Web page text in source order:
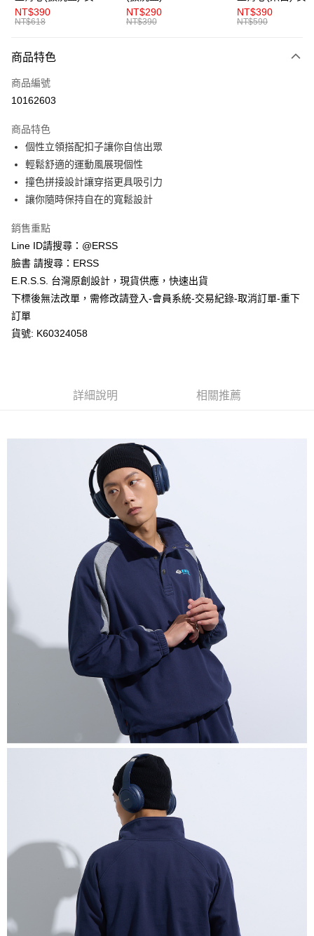
相關說明
便利好安心！
２．便利：只要手機號碼，簡訊認證，即可結帳。
３．安心：先確認商品／服務後，再付款。
【「AFTEE先享後付」結帳流程】
１．於結帳方式選擇「AFTEE先享後付」後，將跳轉至「AFTEE先享後付」
結帳頁面，進行簡訊認證並確認金額後，即可完成結帳。
２．訂單成立數日內，您將收到繳費通知簡訊。
ATM／網路銀行／等多元方式進行付款，方視為交易完成。
※ 請注意：結帳手續完成當下不需立刻繳費，但若您需要取消訂單，請聯絡
後付繳納相關費用。
※ 交易是否成功請以「AFTEE先享後付 」之結帳頁面顯示為準，若有關於
是否繳費成功／繳費後需取消欲退款等相關疑問，請聯繫「AFTEE先享後付
客戶支援中心」https://netprotections.freshdesk.com/support/home
【注意事項】
１．透過由恩沛科技股份有限公司提供之「AFTEE先享後付」服務完成之交
易，需依本服務之必要範圍內提供個人資料，並將交易相關給付款項請求債
２．關於個人資料處理事宜，請瀏覽以下網址：
４．使用「AFTEE先享後付」時，將依據個別帳號之用戶狀況，依本公司即
５．嚴禁一人註冊多個帳號或使用他人資訊註冊。若發現惡意使用之情形，
恩沛科技股份有限公司將有權停止該用戶之使用額度並採取法律行動。
運送方式
全家取貨付款
付款後全家取貨
每筆NT$80，滿NT$1,200(含以上)免運費
付款後萊爾富取貨
7-11取貨付款
每筆NT$80，滿NT$1,200(含以上)免運費
付款後7-11取貨
每筆NT$80，滿NT$1,200(含以上)免運費
NT$390
NT$618
NT$290
NT$390
NT$390
NT$590
商品特色
商品編號
10162603
商品特色
個性立領搭配扣子讓你自信出眾
輕鬆舒適的運動風展現個性
撞色拼接設計讓穿搭更具吸引力
讓你隨時保持自在的寬鬆設計
銷售重點
Line ID請搜尋：@ERSS
臉書 請搜尋：ERSS
E.R.S.S. 台灣原創設計，現貨供應，快速出貨
下標後無法改單，需修改請登入-會員系統-交易紀錄-取消訂單-重下
訂單
貨號: K60324058
詳細說明 相關推薦